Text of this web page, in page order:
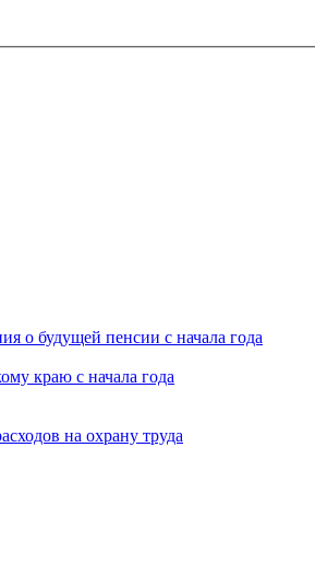
о будущей пенсии с начала года
краю с начала года
на охрану труда